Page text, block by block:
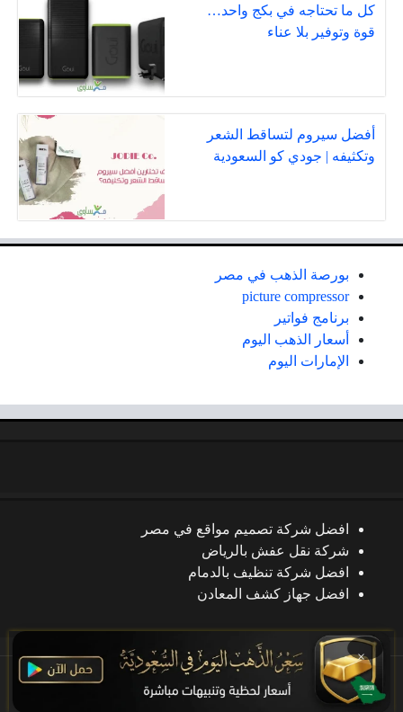
كل ما تحتاجه في بكج واحد…
قوة وتوفير بلا عناء
أفضل سيروم لتساقط الشعر
وتكثيفه | جودي كو السعودية
بورصة الذهب في مصر
picture compressor
برنامج فواتير
أسعار الذهب اليوم
الإمارات اليوم
افضل شركة تصميم مواقع في مصر
شركة نقل عفش بالرياض
افضل شركة تنظيف بالدمام
افضل جهاز كشف المعادن
جميع الحقوق محفوظة
×